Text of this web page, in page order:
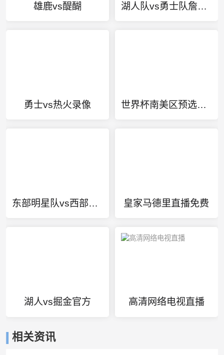
雄鹿vs醍醐 湖人队vs勇士队詹姆斯科比
勇士vs热火录像 世界杯南美区预选赛最新排名
东部明星队vs西部明星队集锦 皇家马德里直播免费
湖人vs掘金官方 高清网络电视直播
相关资讯